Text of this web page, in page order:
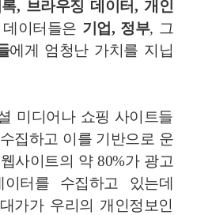
, 브라우징 데이터, 개인
이터들은 기업, 정부, 그
에게 엄청난 가치를 지닙
미디어나 쇼핑 사이트들
집하고 이를 기반으로 운
사이트의 약 80%가 광고
터를 수집하고 있는데
가가 우리의 개인정보인